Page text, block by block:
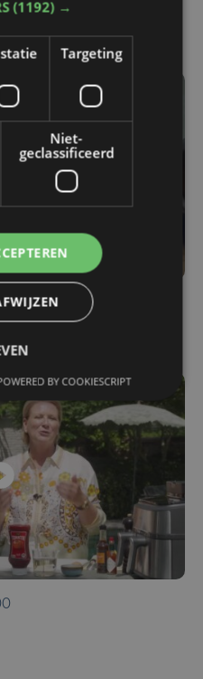
12:00
| 12:00
daube en Comté
(1192) →
Targeting
Niet-
geclassificeerd
BY COOKIESCRIPT